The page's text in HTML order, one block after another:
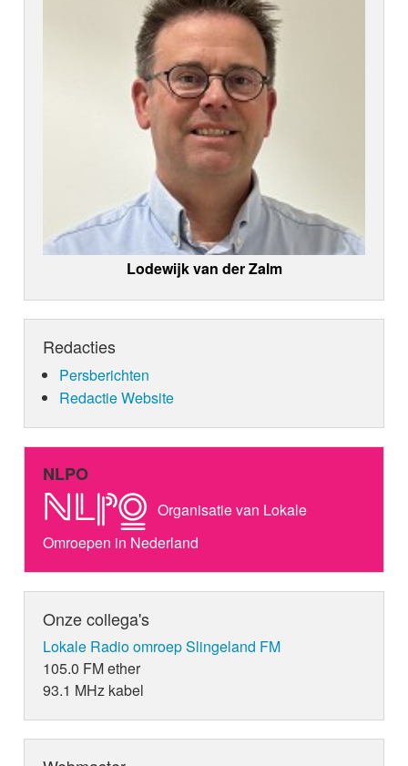
Lodewijk van der Zalm
Redacties
Persberichten
Redactie Website
NLPO
Organisatie van Lokale
Omroepen in Nederland
Onze collega's
Lokale Radio omroep Slingeland FM
105.0 FM ether
93.1 MHz kabel